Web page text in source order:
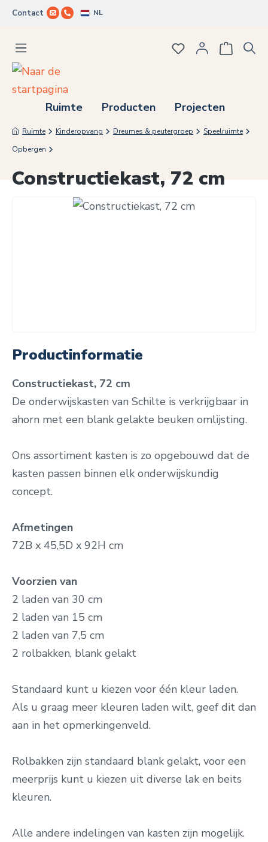
Ga naar de hoofdinhoud
Contact NL
Ruimte Producten Projecten
Je hebt 0 items
Ruimte Kinderopvang Dreumes & peutergroep
Speelruimte
Opbergen
Constructiekast, 72 cm
Afbeeldingengalerij overslaan
Productinformatie
Constructiekast, 72 cm
De onderwijskasten van Schilte is verkrijgbaar in
ahorn met een blank gelakte beuken omlijsting.
Ons assortiment kasten is zo opgebouwd dat de
kasten passen binnen elk onderwijskundig
concept.
Afmetingen
72B x 45,5D x 92H cm
Voorzien van
2 laden van 30 cm
2 laden van 15 cm
2 laden van 7,5 cm
2 rolbakken, blank gelakt
Standaard kunt u kiezen voor één kleur laden.
Als u graag meer kleuren laden wilt, geef dit dan
aan in het opmerkingenveld.
Rolbakken zijn standaard blank gelakt, voor een
meerprijs kunt u kiezen uit diverse lak en beits
kleuren.
Alle andere indelingen van kasten zijn mogelijk.